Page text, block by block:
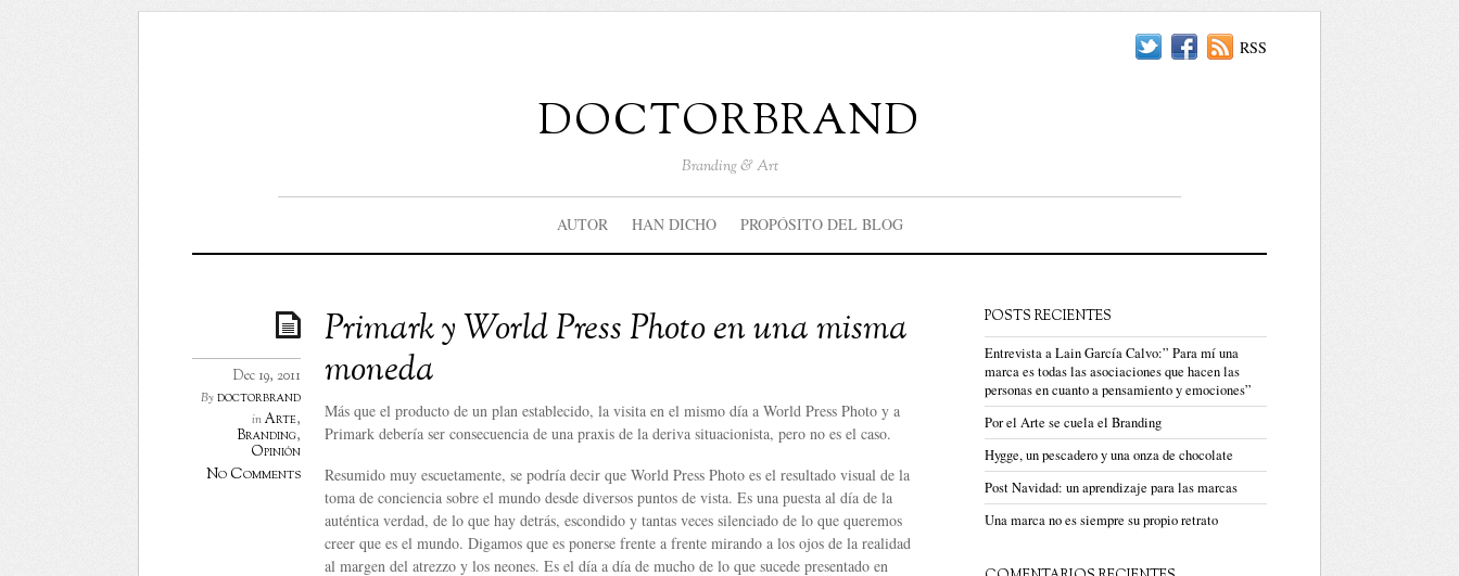
doctorbrand
Branding & Art
RSS
AUTOR HAN DICHO PROPÓSITO DEL BLOG
Primark y World Press Photo en una misma
moneda
Dec 19, 2011
Bydoctorbrand
inArte,
Branding,
Opinión
No Comments
Más que el producto de un plan establecido, la visita en el mismo día a World Press Photo y a
Primark debería ser consecuencia de una praxis de la deriva situacionista, pero no es el caso.
Resumido muy escuetamente, se podría decir que World Press Photo es el resultado visual de la
toma de conciencia sobre el mundo desde diversos puntos de vista. Es una puesta al día de la
auténtica verdad, de lo que hay detrás, escondido y tantas veces silenciado de lo que queremos
creer que es el mundo. Digamos que es ponerse frente a frente mirando a los ojos de la realidad
al margen del atrezzo y los neones. Es el día a día de mucho de lo que sucede presentado en
POSTS RECIENTES
Entrevista a Lain García Calvo:” Para mí una
marca es todas las asociaciones que hacen las
personas en cuanto a pensamiento y emociones”
Por el Arte se cuela el Branding
Hygge, un pescadero y una onza de chocolate
Post Navidad: un aprendizaje para las marcas
Una marca no es siempre su propio retrato